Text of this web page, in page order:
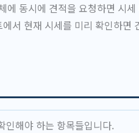
에 동시에 견적을 요청하면 시
서 현재 시세를 미리 확인하면
인해야 하는 항목들입니다.